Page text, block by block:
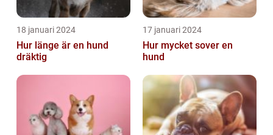
18 januari 2024
Hur länge är en hund
dräktig
17 januari 2024
Hur mycket sover en
hund